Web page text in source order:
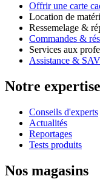
Offrir une carte
Location de
Ressemelage &
Commandes &
Services aux
Assistance & SAV
Notre expertise
Conseils d'experts
Actualités
Reportages
Tests produits
Nos magasins